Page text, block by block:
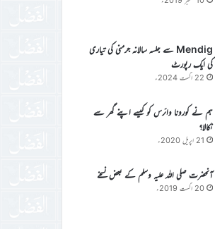
Mendig سے جلسہ سالانہ جرمنی کی تیاری
کی ایک رپورٹ
22 اگست 2024ء
ہم نے کورونا وائرس کو کیسے اپنے گھر سے
نکالا؟
21 اپریل 2020ء
آنحضرت صلی اللہ علیہ وسلم کے بعض نسخے
20 اگست 2019ء